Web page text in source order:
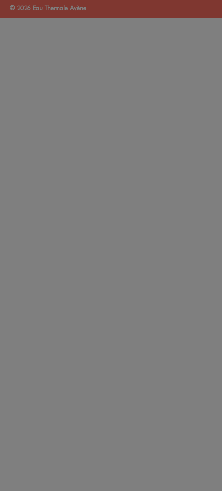
© 2026 Eau Thermale Avène